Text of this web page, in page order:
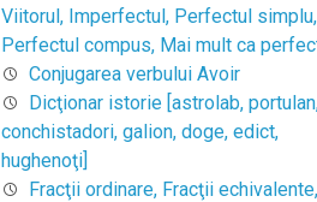
Viitorul, Imperfectul, Perfectul simplu,
Perfectul compus, Mai mult ca
Conjugarea verbului Avoir
Dicţionar istorie [astrolab,
conchistadori, galion, doge, edict,
hughenoţi]
Fracţii ordinare, Fracţii echivalente,